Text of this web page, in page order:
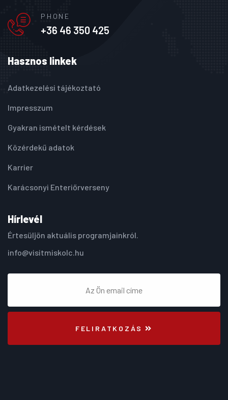
PHONE
+36 46 350 425
Hasznos linkek
Adatkezelési tájékoztató
Impresszum
Gyakran ismételt kérdések
Közérdekű adatok
Karrier
Karácsonyi Enteriőrverseny
Hírlevél
Értesüljön aktuális programjainkról.
info@visitmiskolc.hu
FELIRATKOZÁS